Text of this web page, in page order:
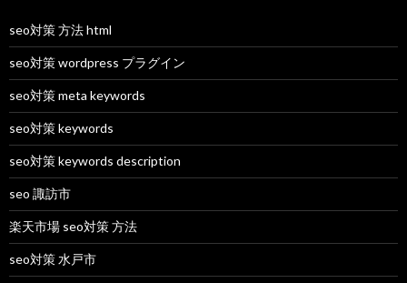
seo対策 方法 html
seo対策 wordpress プラグイン
seo対策 meta keywords
seo対策 keywords
seo対策 keywords description
seo 諏訪市
楽天市場 seo対策 方法
seo対策 水戸市